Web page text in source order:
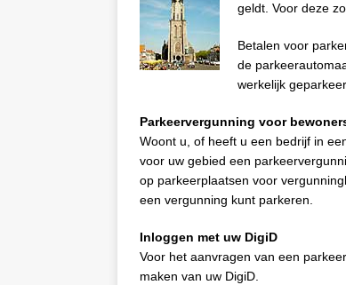
geldt. Voor deze
Betalen voor
de
werkelijk
Parkeervergunning voor
Woont u, of heeft u een bedrijf in
voor uw gebied een
op parkeerplaatsen voor
een vergunning kunt parkeren.
Inloggen met uw DigiD
Voor het aanvragen van een
maken van uw DigiD.